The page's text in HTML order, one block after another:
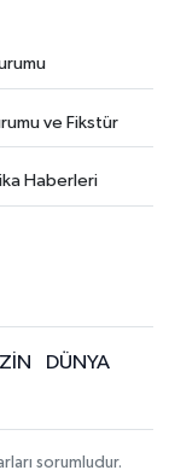
ve Fikstür
Haberleri
DÜNYA
sorumludur.